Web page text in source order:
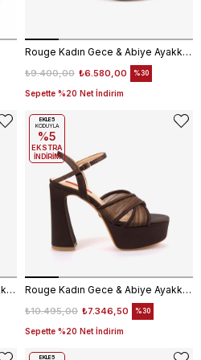
Rouge Kadın Gece & Abiye Ayakkabı 395
₺6.580,00
₺9.400,00 %30
Sepette %20 Net İndirim
Rouge Kadın Gece & Abiye Ayakkabı 395 Rouge Kadın Gece & Abiye Ayakkabı 1121
₺7.346,50
₺10.495,00 %30
Sepette %20 Net İndirim
EKLE5
KODUYLA
%5
EKSTRA
İNDİRİM
EKLE5